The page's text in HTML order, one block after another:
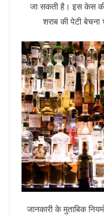
जा सकती है। इस केस
शराब की पेटी
जानकारी के मुताबिक